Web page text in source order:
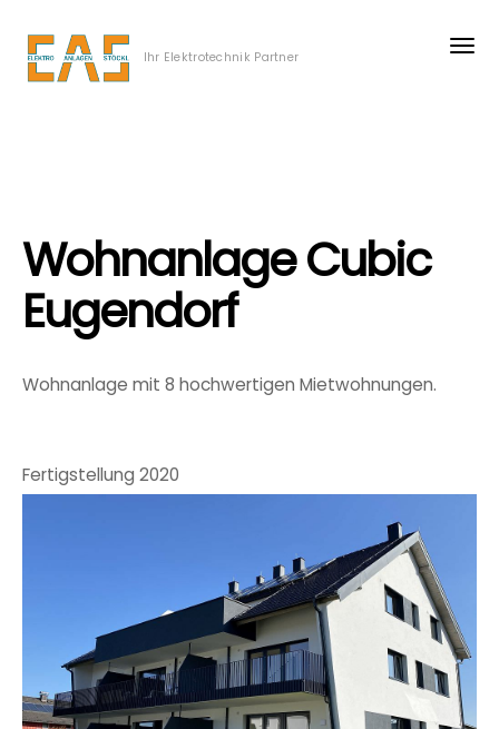
Ihr Elektrotechnik Partner
Wohnanlage Cubic
Eugendorf
Wohnanlage mit 8 hochwertigen Mietwohnungen.
Fertigstellung 2020